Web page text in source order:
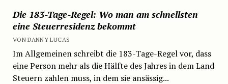
Die 183-Tage-Regel: Wo man am schnellsten
eine Steuerresidenz bekommt
VON DANNY LUCAS
Im Allgemeinen schreibt die 183-Tage-Regel vor, dass
eine Person mehr als die Hälfte des Jahres in dem Land
Steuern zahlen muss, in dem sie ansässig...